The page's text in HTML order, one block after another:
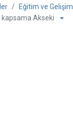
Eğitim ve Gelişim
Akseki